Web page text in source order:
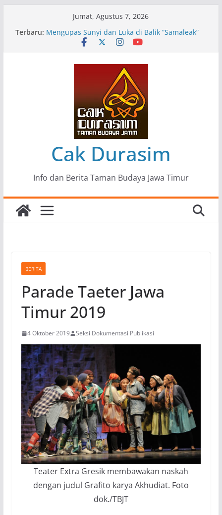
Jumat, Agustus 7, 2026
Terbaru: Pameran Lukisan Komunitas Patria Seni Rupa
Kota Blitar : Ketika “Bergerak” Menjadi Mantra
Mengupas Sunyi dan Luka di Balik “Samaleak”
Menjaga Marwah Seni dan Budaya: Catatan
Kunjungan Kerja Ir. Bambang Haryo Soekartono
(BHS) Anggota DPR RI ke Taman Budaya Jawa
Pameran Tunggal 35 Karya Agus Koecink
“Tumbang Tambang”, Ungkapan Kritis Tentang
Derita Pekerja Pertambangan
Cak Durasim
Info dan Berita Taman Budaya Jawa Timur
BERITA
Parade Taeter Jawa
Timur 2019
4 Oktober 2019 Seksi Dokumentasi Publikasi
Teater Extra Gresik membawakan naskah
dengan judul Grafito karya Akhudiat. Foto
dok./TBJT